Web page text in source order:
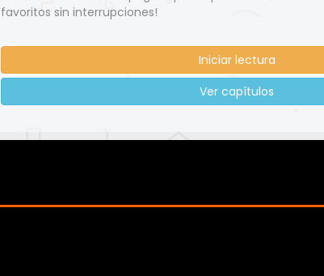
favoritos sin interrupciones!
Iniciar lectura
Ver capítulos